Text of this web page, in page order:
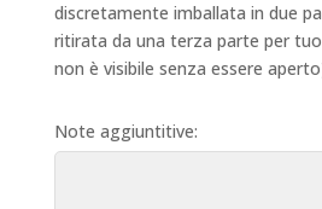
discretamente imballata in due
ritirata da una terza parte per
non è visibile senza essere
Note aggiuntitive: